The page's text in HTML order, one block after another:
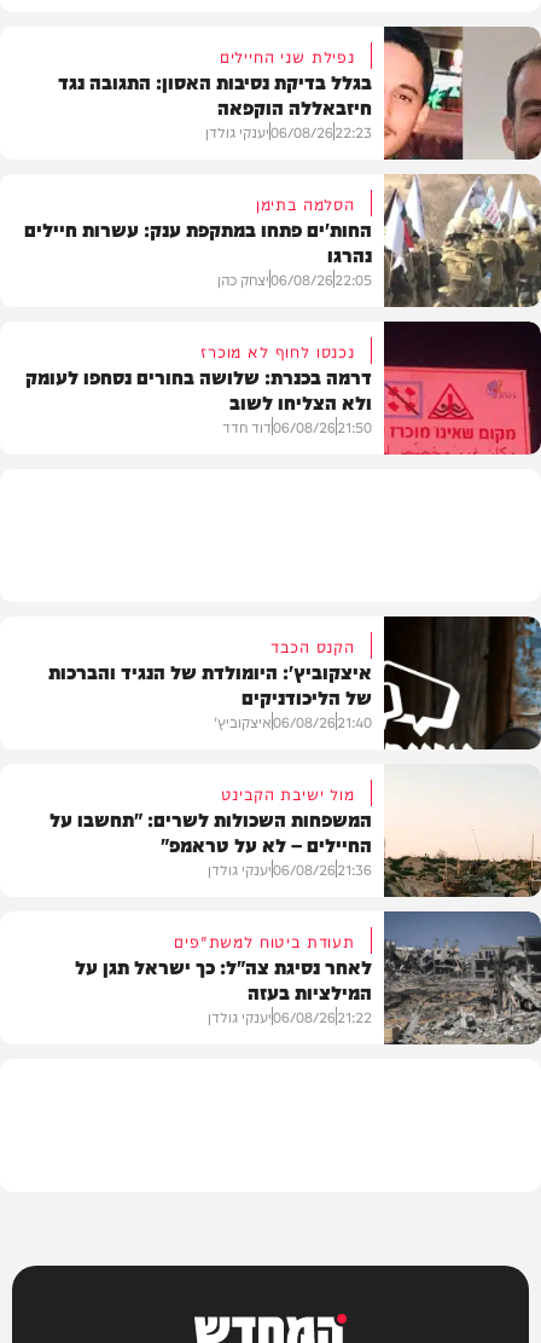
צבא וביטחון
נפילת שני החיילים
בגלל בדיקת נסיבות האסון: התגובה נגד
חיזבאללה הוקפאה
22:23
06/08/26יענקי גולדן
בעולם
הסלמה בתימן
החות'ים פתחו במתקפת ענק: עשרות חיילים
נהרגו
22:05
06/08/26יצחק כהן
נכנסו לחוף לא מוכרז
דרמה בכנרת: שלושה בחורים נסחפו לעומק
ולא הצליחו לשוב
21:50
06/08/26דוד חדד
חדשות
הקנס הכבד
איצקוביץ': היומולדת של הנגיד והברכות
של הליכודניקים
21:40
06/08/26איצקוביץ'
צבא וביטחון
מול ישיבת הקבינט
המשפחות השכולות לשרים: "תחשבו על
החיילים – לא על טראמפ"
21:36
06/08/26יענקי גולדן
תעודת ביטוח למשת"פים
לאחר נסיגת צה"ל: כך ישראל תגן על
המילציות בעזה
21:22
06/08/26יענקי גולדן
המחדש